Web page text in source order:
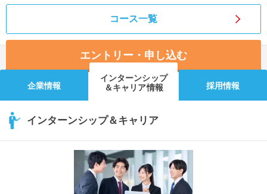
コース一覧
エントリー・申し込む
企業情報
インターンシップ
＆キャリア情報
採用情報
インターンシップ＆キャリア